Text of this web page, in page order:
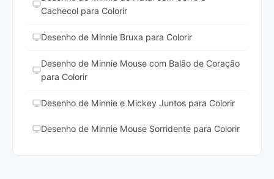
Cachecol para Colorir
Desenho de Minnie Bruxa para Colorir
Desenho de Minnie Mouse com Balão de Coração
para Colorir
Desenho de Minnie e Mickey Juntos para Colorir
Desenho de Minnie Mouse Sorridente para Colorir